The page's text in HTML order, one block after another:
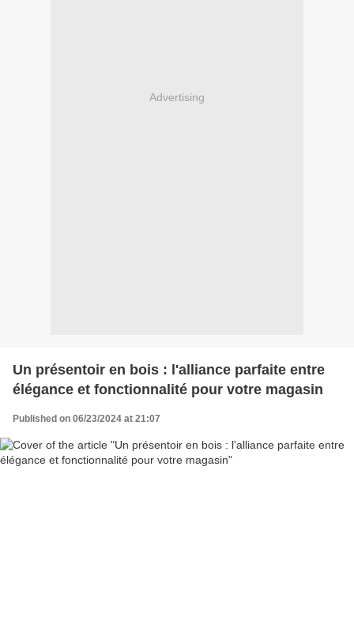
Advertising
Un présentoir en bois : l'alliance parfaite entre
élégance et fonctionnalité pour votre magasin
Published on 06/23/2024 at 21:07